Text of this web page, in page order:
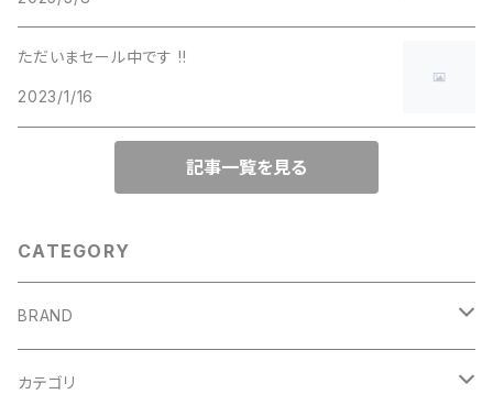
ただいまセール中です !!
2023/1/16
記事一覧を見る
CATEGORY
BRAND
adidas（アディダス）
カテゴリ